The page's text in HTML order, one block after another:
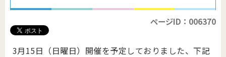
ページID：006370
3月15日（日曜日）開催を予定しておりました、下記